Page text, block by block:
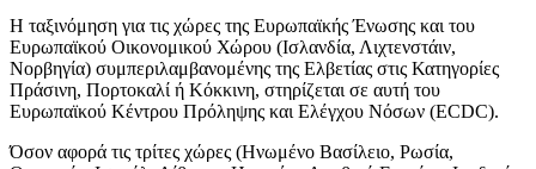
Η ταξινόμηση για τις χώρες της Ευρωπαϊκής Ένωσης και του
Ευρωπαϊκού Οικονομικού Χώρου (Ισλανδία, Λιχτενστάιν,
Νορβηγία) συμπεριλαμβανομένης της Ελβετίας στις Κατηγορίες
Πράσινη, Πορτοκαλί ή Κόκκινη, στηρίζεται σε αυτή του
Ευρωπαϊκού Κέντρου Πρόληψης και Ελέγχου Νόσων (ECDC).
Όσον αφορά τις τρίτες χώρες (Ηνωμένο Βασίλειο, Ρωσία,